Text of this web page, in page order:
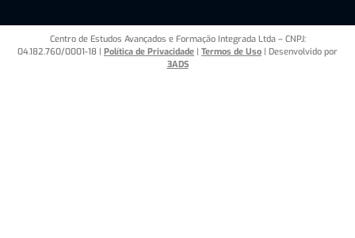
Centro de Estudos Avançados e Formação Integrada Ltda – CNPJ:
04.182.760/0001-18 | Política de Privacidade | Termos de Uso | Desenvolvido por
3ADS